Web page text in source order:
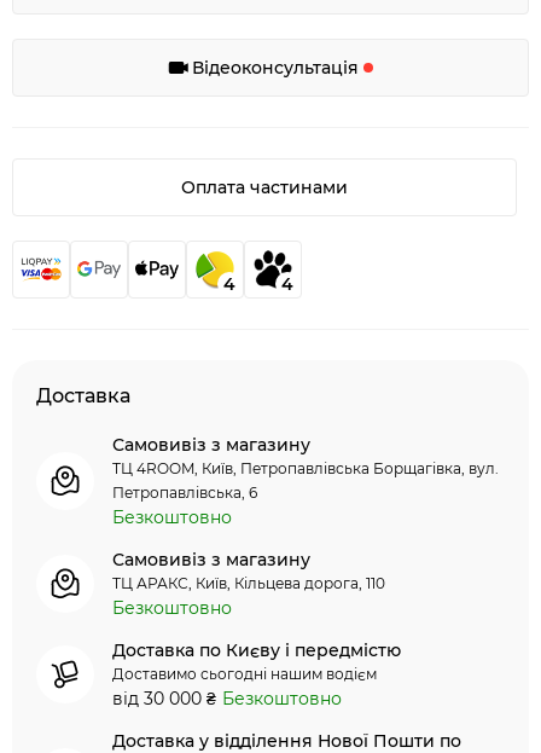
Відеоконсультація
Оплата частинами
4 4
Доставка
Самовивіз з магазину
ТЦ 4ROOM, Київ, Петропавлівська Борщагівка, вул.
Петропавлівська, 6
Безкоштовно
Самовивіз з магазину
ТЦ АРАКС, Київ, Кільцева дорога, 110
Безкоштовно
Доставка по Києву і передмістю
Доставимо сьогодні нашим водієм
від 30 000 ₴ Безкоштовно
Доставка у відділення Нової Пошти по